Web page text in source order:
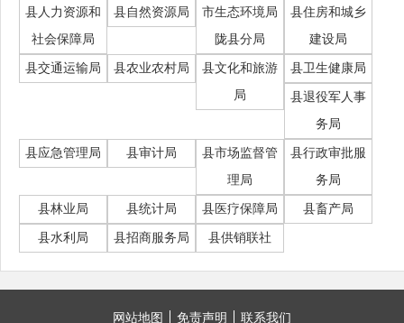
县人力资源和
社会保障局
县自然资源局
市生态环境局
陇县分局
县住房和城乡
建设局
县交通运输局 县农业农村局
县文化和旅游
局
县卫生健康局
县退役军人事
务局
县应急管理局 县审计局
县市场监督管
理局
县行政审批服
务局
县林业局 县统计局 县医疗保障局 县畜产局
县水利局 县招商服务局 县供销联社
网站地图 免责声明 联系我们